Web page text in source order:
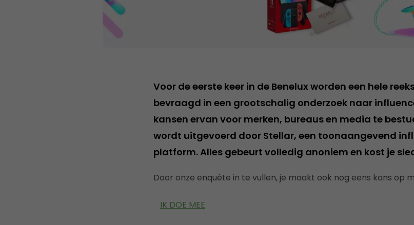
Voor de eerste keer in de Benelux worden een hele
bevraagd in een grootschalig onderzoek naar
kansen ervan voor merken, bureaus en media te
wordt uitgevoerd door Stellar, een toonaangevend
platform. Alles gebeurt volledig anoniem en kost je
Door onze enquête in te vullen, je maakt ook nog eens kans op
IK DOE MEE